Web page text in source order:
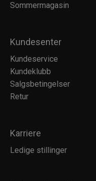
Sommermagasin
Kundesenter
Kundeservice
Kundeklubb
Salgsbetingelser
Retur
Karriere
Ledige stillinger